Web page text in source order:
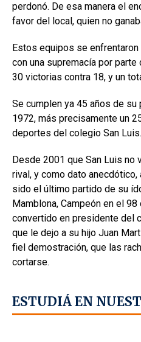
perdonó. De esa manera el
favor del local, quien no
Estos equipos se
con una supremacía por
30 victorias contra 18, y un
Se cumplen ya 45 años de
1972, más precisamente un
deportes del colegio San Luis.
Desde 2001 que San Luis no
rival, y como dato
sido el último partido de su
Mamblona, Campeón en el
convertido en presidente del
que le dejo a su hijo Juan
fiel demostración, que las
cortarse.
ESTUDIÁ EN